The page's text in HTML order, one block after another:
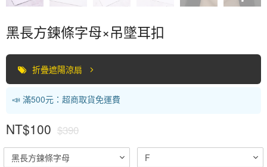
黑長方鍊條字母×吊墜耳扣
折疊遮陽涼扇
📣 滿500元：超商取貨免運費
NT$100 $390
黑長方鍊條字母 F